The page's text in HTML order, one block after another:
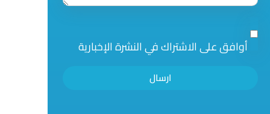
أوافق على الاشتراك في النشرة الإخبارية
ارسال